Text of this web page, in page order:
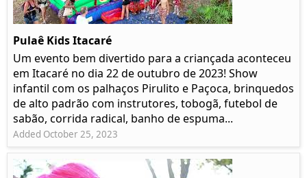
Pulaê Kids Itacaré
Um evento bem divertido para a criançada aconteceu
em Itacaré no dia 22 de outubro de 2023! Show
infantil com os palhaços Pirulito e Paçoca, brinquedos
de alto padrão com instrutores, tobogã, futebol de
sabão, corrida radical, banho de espuma...
Added October 25, 2023